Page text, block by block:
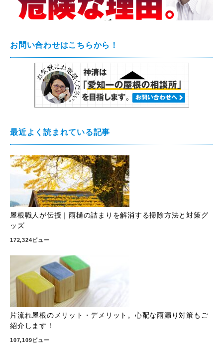
お問い合わせはこちらから！
最近よく読まれている記事
屋根職人が伝授｜雨樋の詰まりを解消する掃除方法と対策グ
ッズ
172,324ビュー
片流れ屋根のメリット・デメリット。心配な雨漏り対策もご
紹介します！
107,109ビュー